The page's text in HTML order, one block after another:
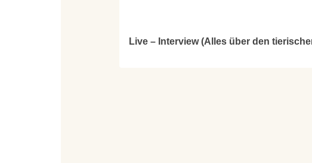
Live – Interview (Alles über den